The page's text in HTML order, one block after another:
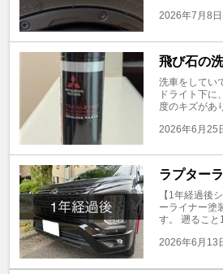
2026年7月8日
飛び石の
洗車をしてい
ドライト下に
度のキズがあ
2026年6月25
ラプター
【1年経過後
ーライナー塗
す。 遡ること
2026年6月13